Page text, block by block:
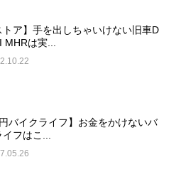
トア】手を出しちゃいけない旧車D
MHRは実...
円バイクライフ】お金をかけないバ
イフはこ...